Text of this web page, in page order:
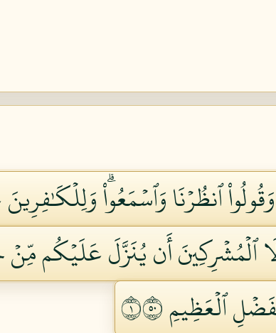
ٱنظُرۡنَا وَٱسۡمَعُواْۗ وَلِلۡكَٰفِرِينَ
ٱلۡمُشۡرِكِينَ أَن يُنَزَّلَ عَلَيۡكُم مِّنۡ
ٱلۡعَظِيمِ ١٠٥